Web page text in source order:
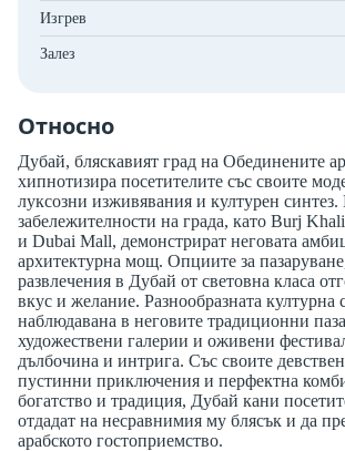
Изгрев
Залез
Относно
Дубай, бляскавият град на Обединените
хипнотизира посетителите със своите
луксозни изживявания и културен
забележителности на града, като Burj
и Dubai Mall, демонстрират неговата
архитектурна мощ. Опциите за
развлечения в Дубай от световна класа
вкус и желание. Разнообразната културна
наблюдавана в неговите традиционни
художествени галерии и оживени
дълбочина и интрига. Със своите
пустинни приключения и перфектна
богатство и традиция, Дубай кани
отдадат на несравнимия му блясък и да
арабското гостоприемство.